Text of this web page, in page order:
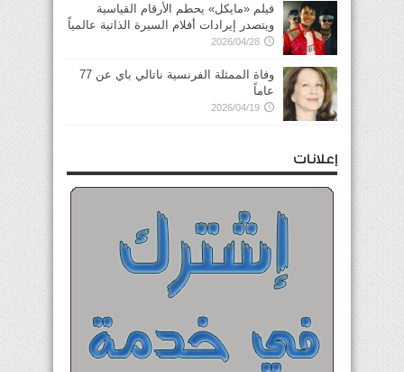
فيلم «مايكل» يحطم الأرقام القياسية
ويتصدر إيرادات أفلام السيرة الذاتية عالمياً
2026/04/28
وفاة الممثلة الفرنسية ناتالي باي عن 77
عاماً
2026/04/19
إعلانات